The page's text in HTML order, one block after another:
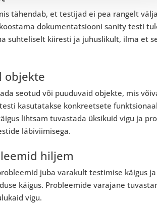
tähendab, et testijad ei pea rangelt
dokumentatsiooni sanity testi
suhteliselt kiiresti ja juhuslikult, ilma et
objekte
seotud või puuduvaid objekte, mis
kasutatakse konkreetsete
lihtsam tuvastada üksikuid vigu ja
läbiviimisega.
hiljem
juba varakult testimise käigus
käigus. Probleemide varajane
vigu.